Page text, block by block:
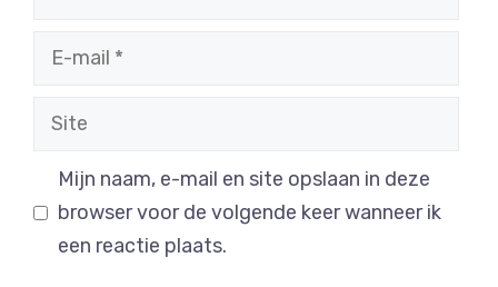
Site
Mijn naam, e-mail en site opslaan in deze
browser voor de volgende keer wanneer ik
een reactie plaats.